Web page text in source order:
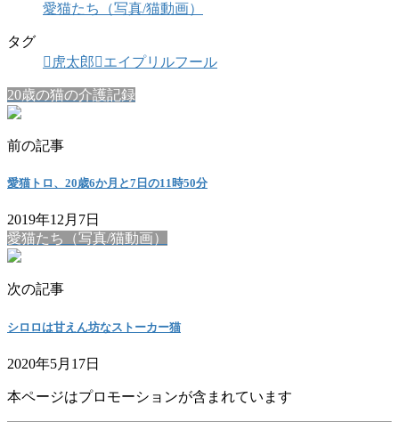
愛猫たち（写真/猫動画）
タグ
虎太郎
エイプリルフール
20歳の猫の介護記録
前の記事
愛猫トロ、20歳6か月と7日の11時50分
2019年12月7日
愛猫たち（写真/猫動画）
次の記事
シロロは甘えん坊なストーカー猫
2020年5月17日
本ページはプロモーションが含まれています